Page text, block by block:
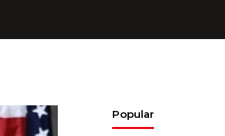
Popular